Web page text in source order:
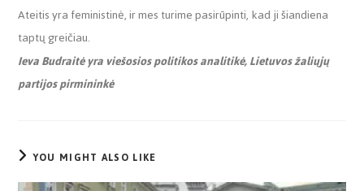
Ateitis yra feministinė, ir mes turime pasirūpinti, kad ji šiandiena
taptų greičiau.
Ieva Budraitė yra viešosios politikos analitikė, Lietuvos žaliųjų
partijos pirmininkė
YOU MIGHT ALSO LIKE